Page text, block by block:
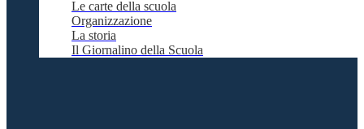
Le carte della scuola
Organizzazione
La storia
Il Giornalino della Scuola